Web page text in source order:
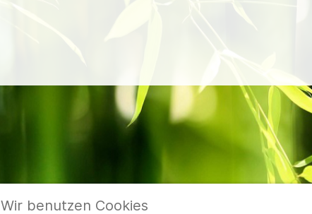
Wir benutzen Cookies